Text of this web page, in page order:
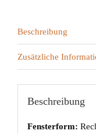
Beschreibung
Zusätzliche
Beschreibung
Fensterform: